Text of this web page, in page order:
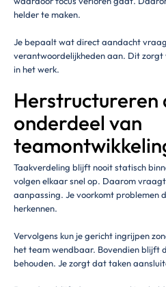
helder te maken.
Je bepaalt wat direct aandacht
verantwoordelijkheden aan. Dit zorgt
in het werk.
Herstructureren
onderdeel van
Taakverdeling blijft nooit statisch
volgen elkaar snel op. Daarom
aanpassing. Je voorkomt problemen
herkennen.
Vervolgens kun je gericht ingrijpen
het team wendbaar. Bovendien blijft
behouden. Je zorgt dat taken